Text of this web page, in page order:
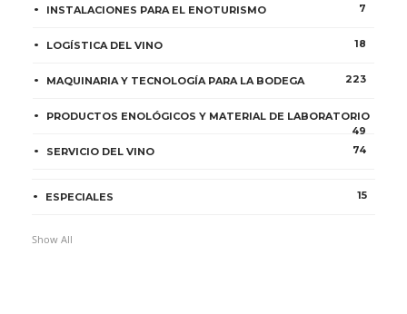
INSTALACIONES PARA EL ENOTURISMO 7
LOGÍSTICA DEL VINO 18
MAQUINARIA Y TECNOLOGÍA PARA LA BODEGA 223
PRODUCTOS ENOLÓGICOS Y MATERIAL DE LABORATORIO
49
SERVICIO DEL VINO
74
ESPECIALES 15
Show All